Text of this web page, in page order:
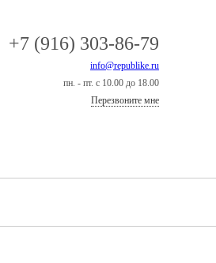
+7 (916) 303-86-79
info@republike.ru
пн. - пт. с 10.00 до 18.00
Перезвоните мне